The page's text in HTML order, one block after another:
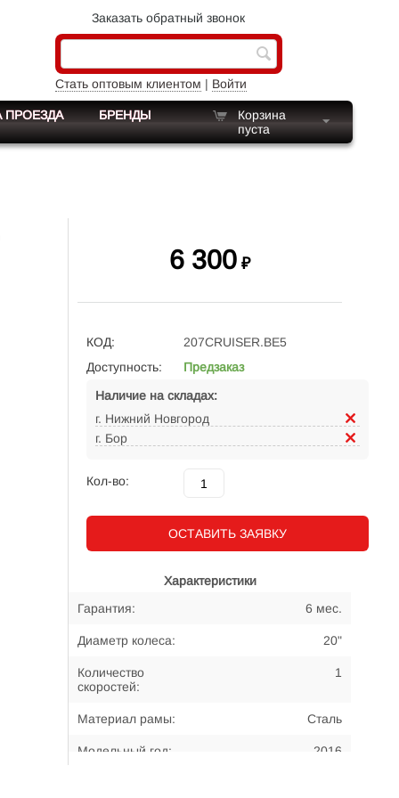
Заказать обратный звонок
Стать оптовым клиентом | Войти
ПРОЕЗДА БРЕНДЫ
Корзина
пуста
6 300 ₽
КОД:
207CRUISER.BE5
Доступность:
Предзаказ
Наличие на складах:
г. Нижний Новгород
г. Бор
Кол-во:
ОСТАВИТЬ ЗАЯВКУ
Характеристики
Гарантия:
6 мес.
Диаметр колеса: 20"
Количество
скоростей:
1
Материал рамы: Сталь
Модельный год: 2016